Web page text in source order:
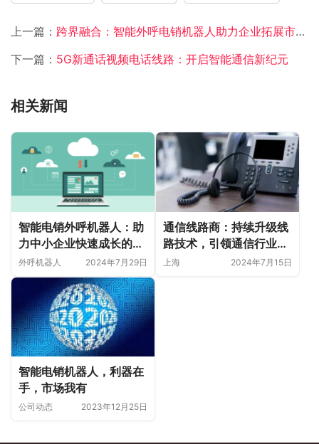
上一篇： 跨界融合：智能外呼电销机器人助力企业拓展市场版图
下一篇： 5G新通话视频电话线路：开启智能通信新纪元
相关新闻
智能电销外呼机器人：助
力中小企业快速成长的秘
密武器
外呼机器人 2024年7月29日
通信线路商：持续升级线
路技术，引领通信行业不
断前行
上海 2024年7月15日
智能电销机器人，利器在
手，市场我有
公司动态 2023年12月25日